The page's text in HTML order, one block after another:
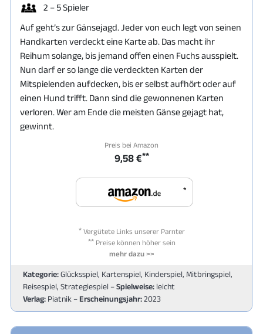
2 – 5 Spieler
Auf geht’s zur Gänsejagd. Jeder von euch legt von seinen
Handkarten verdeckt eine Karte ab. Das macht ihr
Reihum solange, bis jemand offen einen Fuchs ausspielt.
Nun darf er so lange die verdeckten Karten der
Mitspielenden aufdecken, bis er selbst aufhört oder auf
einen Hund trifft. Dann sind die gewonnenen Karten
verloren. Wer am Ende die meisten Gänse gejagt hat,
gewinnt.
Preis bei Amazon
9,58 €**
*
*Vergütete Links unserer Parnter
**Preise können höher sein
mehr dazu >>
Kategorie:Glücksspiel, Kartenspiel, Kinderspiel, Mitbringspiel,
Reisespiel, Strategiespiel –Spielweise: leicht
Verlag: Piatnik – Erscheinungsjahr:2023